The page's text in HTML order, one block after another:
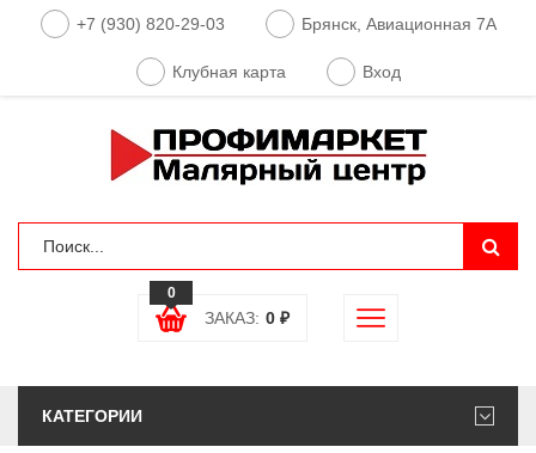
+7 (930) 820-29-03 Брянск, Авиационная 7А
Клубная карта Вход
0
ЗАКАЗ: 0 ₽
КАТЕГОРИИ